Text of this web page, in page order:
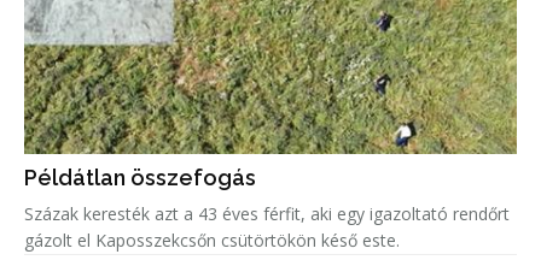
Példátlan összefogás
Százak keresték azt a 43 éves férfit, aki egy igazoltató rendőrt
gázolt el Kaposszekcsőn csütörtökön késő este.